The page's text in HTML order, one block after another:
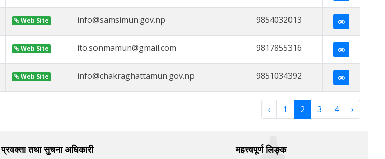
Web Site info@samsimun.gov.np 9854032013
Web Site ito.sonmamun@gmail.com 9817855316
Web Site info@chakraghattamun.gov.np 9851034392
‹ 1 2 3 4 ›
प्रवक्ता तथा सुचना अधिकारी महत्त्वपूर्ण लिङ्क